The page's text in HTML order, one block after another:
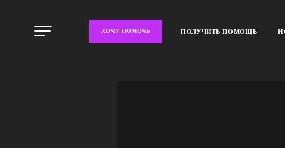
ХОЧУ ПОМОЧЬ ПОЛУЧИТЬ ПОМОЩЬ